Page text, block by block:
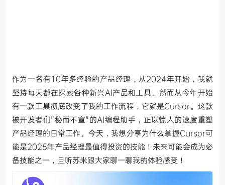
作为一名有10年多经验的产品经理，从2024年开始，我就
坚持每天都在探索各种新兴AI产品和工具。然而从今年开始
有一款工具彻底改变了我的工作流程，它就是Cursor。这款
被开发者们"秘而不宣"的AI编程助手，正以惊人的速度重塑
产品经理的日常工作。今天，我想分享为什么掌握Cursor可
能是2025年产品经理最值得投资的技能！未来可能会成为必
备技能之一，且听苏米跟大家聊一聊我的体验感受！